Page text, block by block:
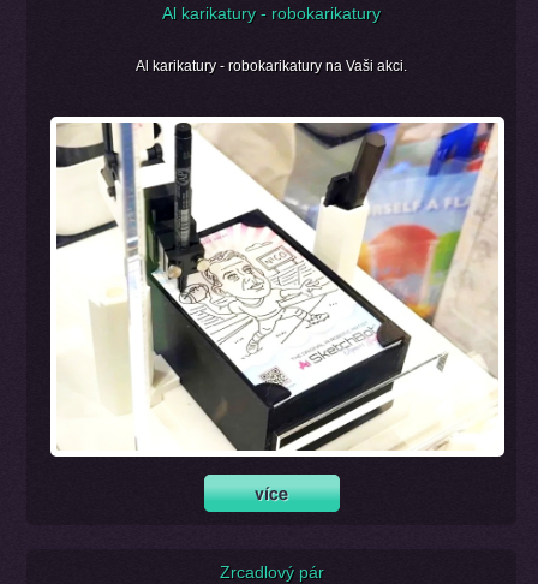
Al karikatury - robokarikatury
Al karikatury - robokarikatury na Vaši akci.
Zrcadlový pár